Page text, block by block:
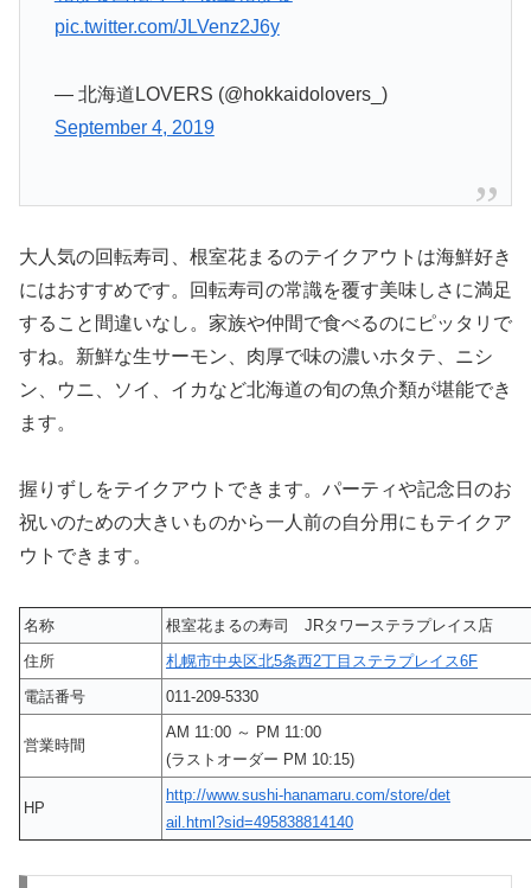
pic.twitter.com/JLVenz2J6y
— 北海道LOVERS (@hokkaidolovers_)
September 4, 2019
大人気の回転寿司、根室花まるのテイクアウトは海鮮好き
にはおすすめです。回転寿司の常識を覆す美味しさに満足
すること間違いなし。家族や仲間で食べるのにピッタリで
すね。新鮮な生サーモン、肉厚で味の濃いホタテ、ニシ
ン、ウニ、ソイ、イカなど北海道の旬の魚介類が堪能でき
ます。
握りずしをテイクアウトできます。パーティや記念日のお
祝いのための大きいものから一人前の自分用にもテイクア
ウトできます。
名称
根室花まるの寿司 JRタワーステラプレイス店
住所
札幌市中央区北5条西2丁目ステラプレイス6F
電話番号
011-209-5330
営業時間
AM 11:00 ～ PM 11:00
(ラストオーダー PM 10:15)
HP
http://www.sushi-hanamaru.com/store/det
ail.html?sid=495838814140